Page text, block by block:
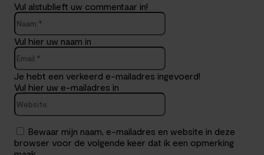
Vul alstublieft uw commentaar in!
Naam:*
Vul hier uw naam in
Email:*
Je hebt een verkeerd e-mailadres ingevoerd!
Vul hier uw e-mailadres in
Website:
Bewaar mijn naam, e-mailadres en website in deze
browser voor de volgende keer dat ik een opmerking